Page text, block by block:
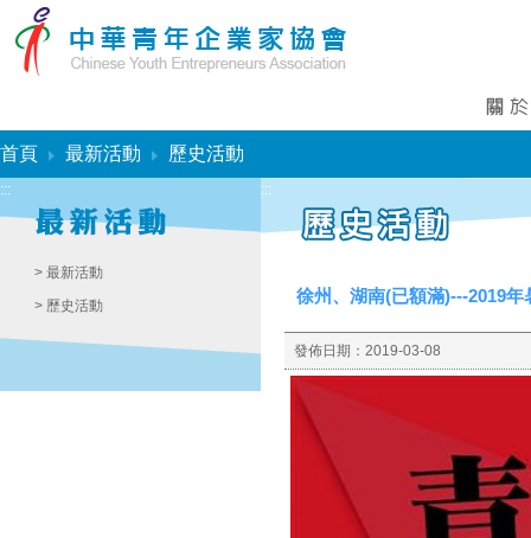
首頁 最新活動 歷史活動
:::
> 最新活動
> 歷史活動
:::
徐州、湖南(已額滿)---2019
發佈日期： 2019-03-08